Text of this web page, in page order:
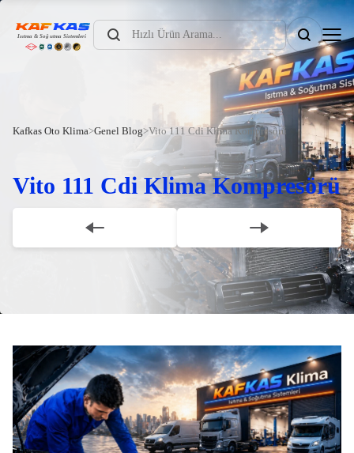
Products
search
Kafkas Oto Klima>Genel Blog>Vito 111 Cdi Klima Kompresörü
Vito 111 Cdi Klima Kompresörü